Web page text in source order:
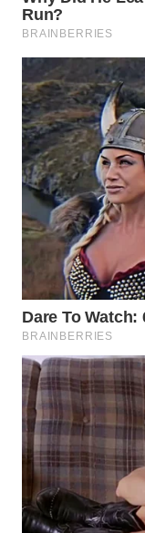
SUMEDANG
WN
CIANJUR
WN
KEPULAUAN
SERIBU
WN
TANGERANG
WN
BINJAI
WN
CIREBON
WN
INDRAMAYU
WN
KUNINGAN